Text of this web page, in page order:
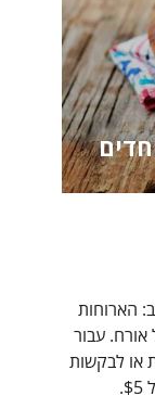
הארוחות
עבור
או לבקשות